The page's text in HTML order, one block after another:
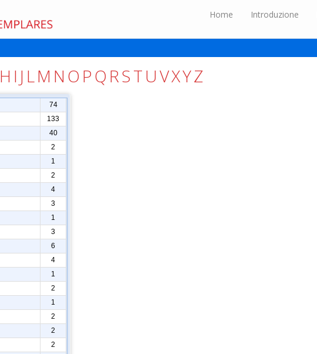
Home Introduzione
H I J LM N O PQ RSTUVXYZ
74
133
40
2
1
2
4
3
1
3
6
4
1
2
1
2
2
2